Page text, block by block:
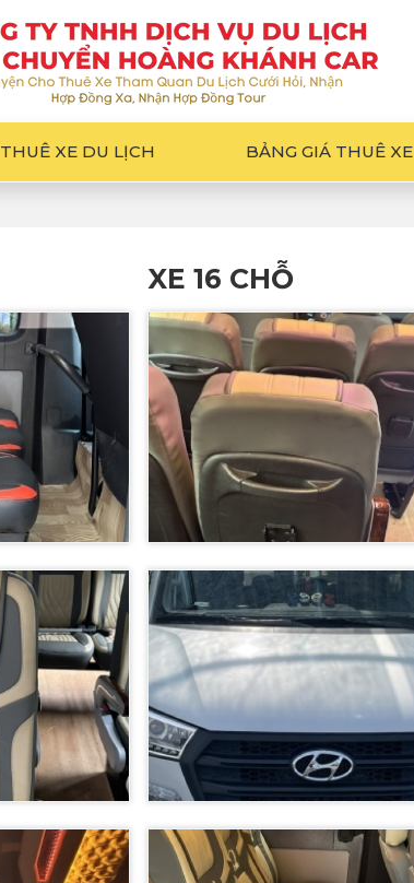
THUÊ XE DU LỊCH BẢNG GIÁ THUÊ XE
XE 16 CHỖ